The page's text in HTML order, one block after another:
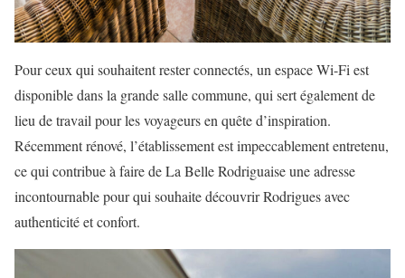
Pour ceux qui souhaitent rester connectés, un espace Wi-Fi est
disponible dans la grande salle commune, qui sert également de
lieu de travail pour les voyageurs en quête d’inspiration.
Récemment rénové, l’établissement est impeccablement entretenu,
ce qui contribue à faire de La Belle Rodriguaise une adresse
incontournable pour qui souhaite découvrir Rodrigues avec
authenticité et confort.